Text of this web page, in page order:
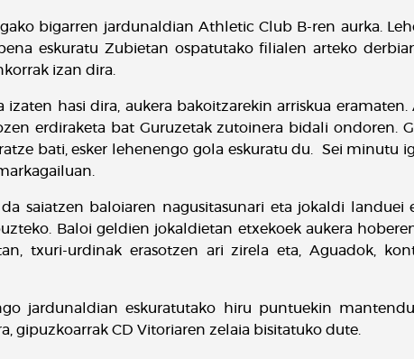
bigarren jardunaldian Athletic Club B-ren aurka.
eskuratu Zubietan ospatutako filialen arteko
izan dira.
hasi dira, aukera bakoitzarekin arriskua eramaten.
erdiraketa bat Guruzetak zutoinera bidali ondoren.
bati, esker lehenengo gola eskuratu du. Sei minutu
saiatzen baloiaren nagusitasunari eta jokaldi landuei
Baloi geldien jokaldietan etxekoek aukera
txuri-urdinak erasotzen ari zirela eta, Aguadok,
jardunaldian eskuratutako hiru puntuekin
gipuzkoarrak CD Vitoriaren zelaia bisitatuko dute.